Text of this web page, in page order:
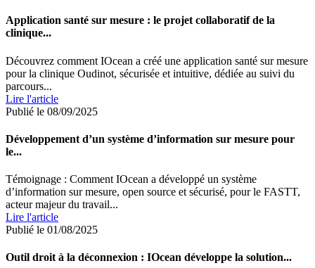
Application santé sur mesure : le projet collaboratif de la
clinique...
Découvrez comment IOcean a créé une application santé sur mesure
pour la clinique Oudinot, sécurisée et intuitive, dédiée au suivi du
parcours...
Lire l'article
Publié le 08/09/2025
Développement d’un système d’information sur mesure pour
le...
Témoignage : Comment IOcean a développé un système
d’information sur mesure, open source et sécurisé, pour le FASTT,
acteur majeur du travail...
Lire l'article
Publié le 01/08/2025
Outil droit à la déconnexion : IOcean développe la solution...